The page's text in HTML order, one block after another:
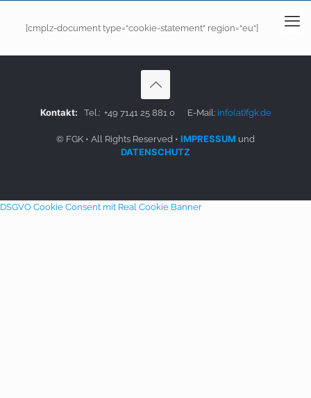
[cmplz-document type=“cookie-statement“ region=“eu“]
Kontakt: Tel.: +49 7141 25 881 0E-Mail: info(at)fgk.de
© FGK • All Rights Reserved • IMPRESSUM und
DATENSCHUTZ
DSGVO Cookie Consent mit Real Cookie Banner